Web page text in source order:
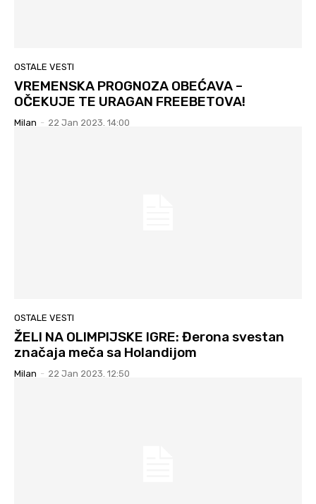
OSTALE VESTI
VREMENSKA PROGNOZA OBEĆAVA –
OČEKUJE TE URAGAN FREEBETOVA!
Milan - 22 Jan 2023. 14:00
OSTALE VESTI
ŽELI NA OLIMPIJSKE IGRE: Đerona svestan
značaja meča sa Holandijom
Milan - 22 Jan 2023. 12:50